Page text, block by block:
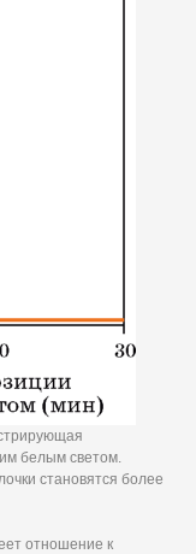
белым светом.
становятся более
отношение к